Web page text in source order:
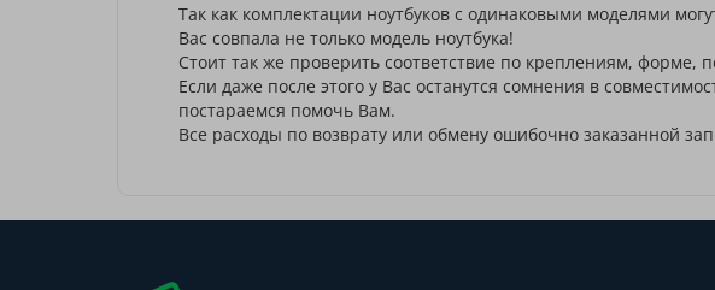
Так как комплектации ноутбуков с одинаковыми моделями
Вас совпала не только модель ноутбука!
Стоит так же проверить соответствие по креплениям,
Если даже после этого у Вас останутся сомнения в
постараемся помочь Вам.
Все расходы по возврату или обмену ошибочно заказанной